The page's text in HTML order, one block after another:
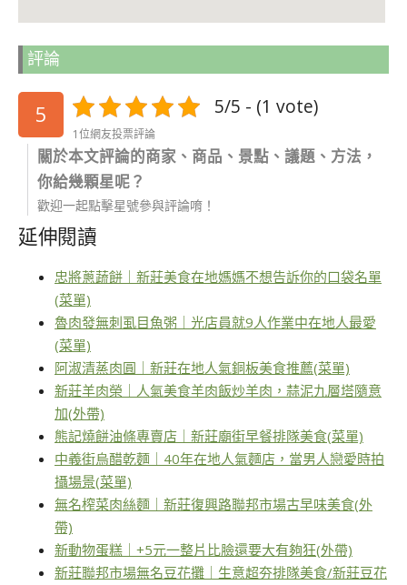
評論
5 5/5 - (1 vote)
1位網友投票評論
關於本文評論的商家、商品、景點、議題、方法，
你給幾顆星呢？
歡迎一起點擊星號參與評論唷！
延伸閱讀
忠將蔥蔬餅｜新莊美食在地媽媽不想告訴你的口袋名單
(菜單)
魯肉發無刺虱目魚粥｜光店員就9人作業中在地人最愛
(菜單)
阿淑清蒸肉圓｜新莊在地人氣銅板美食推薦(菜單)
新莊羊肉榮｜人氣美食羊肉飯炒羊肉，蒜泥九層塔隨意
加(外帶)
熊記燒餅油條專賣店｜新莊廟街早餐排隊美食(菜單)
中義街烏醋乾麵｜40年在地人氣麵店，當男人戀愛時拍
攝場景(菜單)
無名榨菜肉絲麵｜新莊復興路聯邦市場古早味美食(外
帶)
新動物蛋糕｜+5元一整片比臉還要大有夠狂(外帶)
新莊聯邦市場無名豆花攤｜生意超夯排隊美食/新莊豆花